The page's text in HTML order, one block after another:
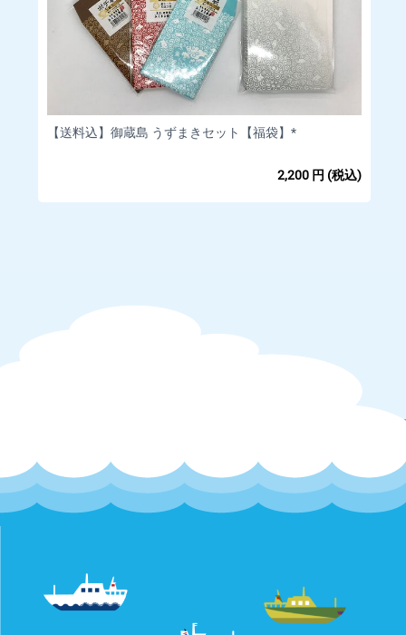
【送料込】御蔵島 うずまきセット【福袋】*
2,200 円 (税込)